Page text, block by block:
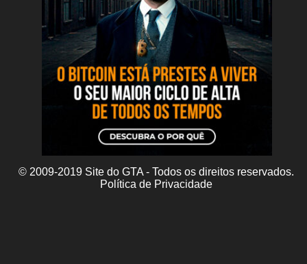
© 2009-2019 Site do GTA - Todos os direitos reservados.
Política de Privacidade